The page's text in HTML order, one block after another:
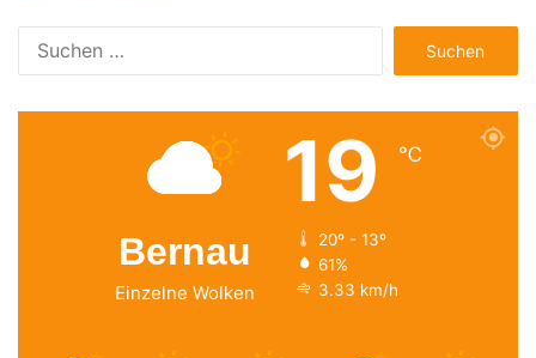
nach:
Bernau
Einzelne Wolken
19 ℃
20º - 13º
61%
3.33 km/h